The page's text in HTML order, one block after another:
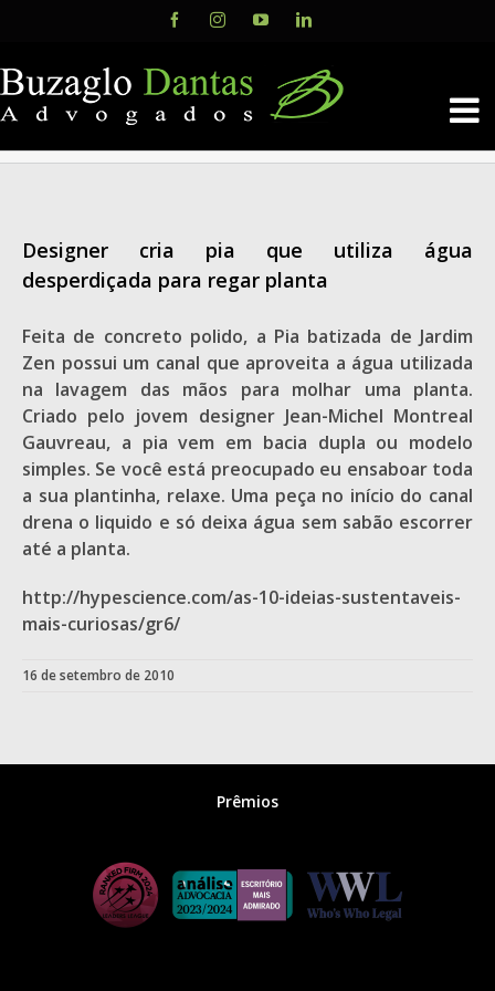
content
FacebookInstagramYouTubeLinkedIn
Designer cria pia que utiliza água
desperdiçada para regar planta
Feita de concreto polido, a Pia batizada de Jardim
Zen possui um canal que aproveita a água utilizada
na lavagem das mãos para molhar uma planta.
Criado pelo jovem designer Jean-Michel Montreal
Gauvreau, a pia vem em bacia dupla ou modelo
simples. Se você está preocupado eu ensaboar toda
a sua plantinha, relaxe. Uma peça no início do canal
drena o liquido e só deixa água sem sabão escorrer
até a planta.
http://hypescience.com/as-10-ideias-sustentaveis-
mais-curiosas/gr6/
16 de setembro de 2010
Prêmios